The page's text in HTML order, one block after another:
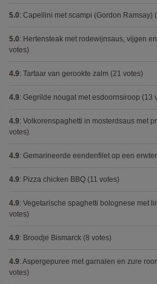
5.0: Capellini met scampi (Gordon Ramsay)
5.0: Hertensteak met rodewijnsaus, vijgen
votes)
4.9: Tartaar van gerookte zalm (21 votes)
4.9: Gegrilde nougat met esdoornsiroop (13
4.9: Volkorenspaghetti in mosterdsaus met
votes)
4.9: Gemarineerde eendenfilet op een
4.9: Pizza chicken BBQ (11 votes)
4.9: Vegetarische spaghetti bolognese met
votes)
4.9: Broodje Bismarck (8 votes)
4.9: Aspergepuree met garnalen en zure
votes)